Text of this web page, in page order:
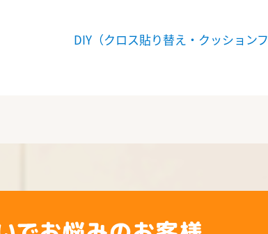
DIY（クロス貼り替え・クッション